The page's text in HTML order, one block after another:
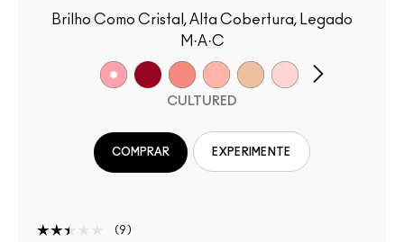
Brilho Como Cristal, Alta Cobertura, Legado
M·A·C
CULTURED
COMPRAR EXPERIMENTE
9